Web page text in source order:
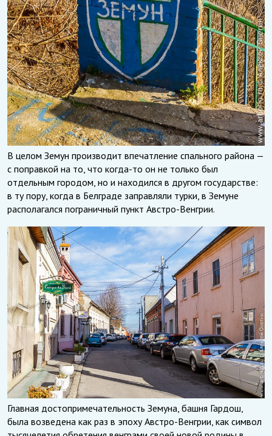
В целом Земун производит впечатление спального района —
с поправкой на то, что когда-то он не только был
отдельным городом, но и находился в другом государстве:
в ту пору, когда в Белграде заправляли турки, в Земуне
располагался пограничный пункт Австро-Венгрии.
Главная достопримечательность Земуна, башня Гардош,
была возведена как раз в эпоху Австро-Венгрии, как символ